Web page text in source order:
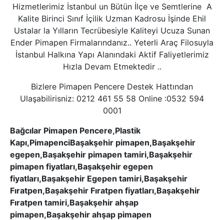
Hizmetlerimiz İstanbul un Bütün İlçe ve Semtlerine A
Kalite Birinci Sınıf İçilik Uzman Kadrosu İşinde Ehil
Ustalar la Yılların Tecrübesiyle Kaliteyi Ucuza Sunan
Ender Pimapen Firmalarındanız.. Yeterli Araç Filosuyla
İstanbul Halkına Yapı Alanındaki Aktif Faliyetlerimiz
Hızla Devam Etmektedir ..
Bizlere Pimapen Pencere Destek Hattından
Ulaşabilirisniz: 0212 461 55 58 Online :0532 594
0001
Bağcılar Pimapen Pencere,Plastik
Kapı,PimapenciBaşakşehir pimapen,Başakşehir
egepen,Başakşehir pimapen tamiri,Başakşehir
pimapen fiyatları,Başakşehir egepen
fiyatları,Başakşehir Egepen tamiri,Başakşehir
Fıratpen,Başakşehir Fıratpen fiyatları,Başakşehir
Fıratpen tamiri,Başakşehir ahşap
pimapen,Başakşehir ahşap pimapen